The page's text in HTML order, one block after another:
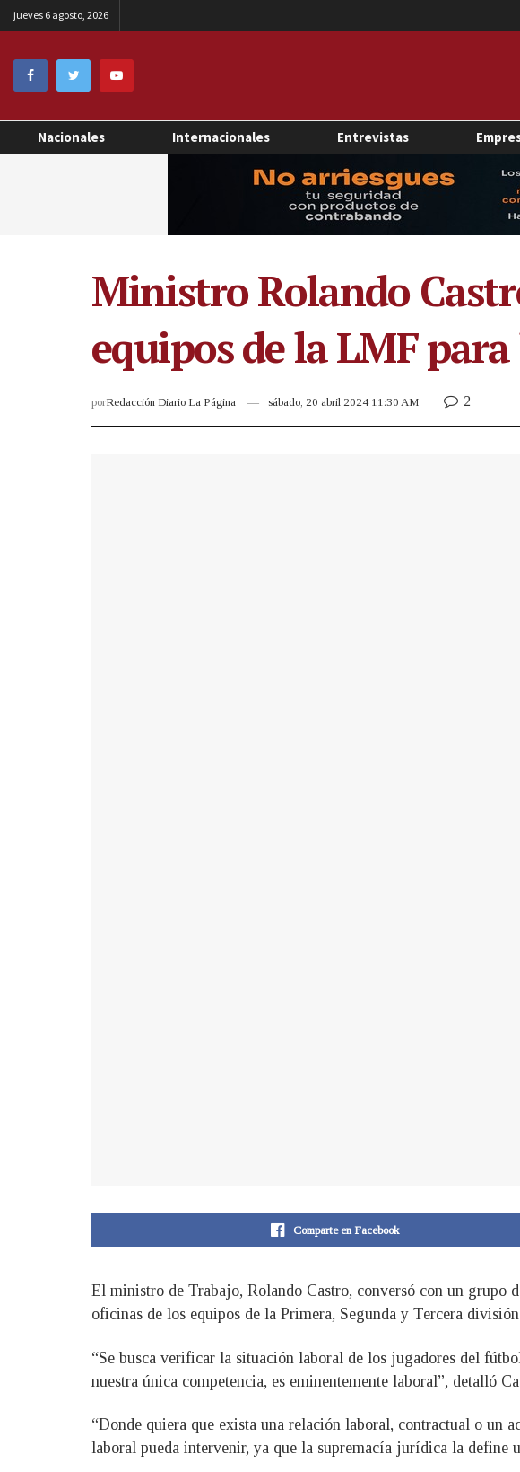
jueves 6 agosto, 2026
Nacionales Internacionales Entrevistas
Ministro Rolando
equipos de la LMF
porRedacción Diario La Página sábado, 20 abril 2024 11:30 AM 2
Comparte en Facebook
El ministro de Trabajo, Rolando Castro, conversó con un grupo
oficinas de los equipos de la Primera, Segunda y Tercera
“Se busca verificar la situación laboral de los jugadores del
nuestra única competencia, es eminentemente laboral”, detalló
“Donde quiera que exista una relación laboral, contractual o un
laboral pueda intervenir, ya que la supremacía jurídica la define